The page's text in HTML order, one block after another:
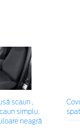
scaun ,
simplu,
neagră